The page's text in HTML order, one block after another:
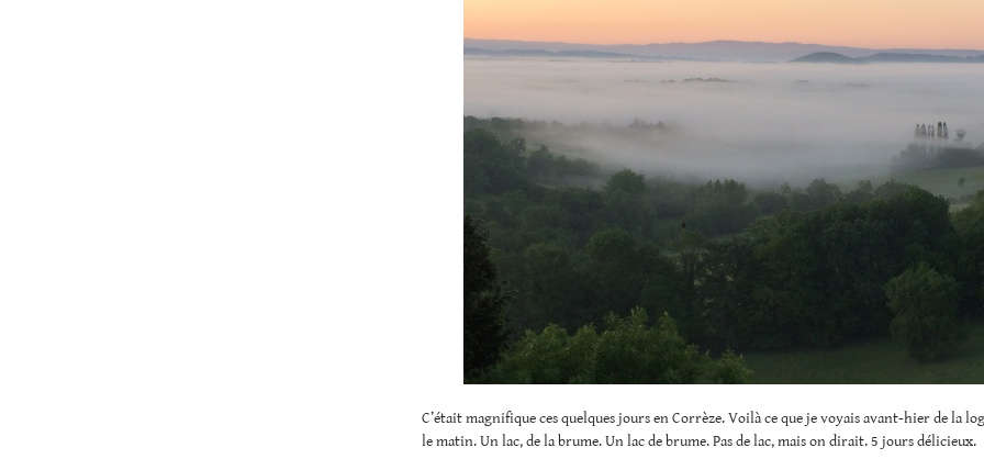
C’était magnifique ces quelques jours en Corrèze. Voilà ce que je voyais avant-hier de la
le matin. Un lac, de la brume. Un lac de brume. Pas de lac, mais on dirait. 5 jours délicieux.